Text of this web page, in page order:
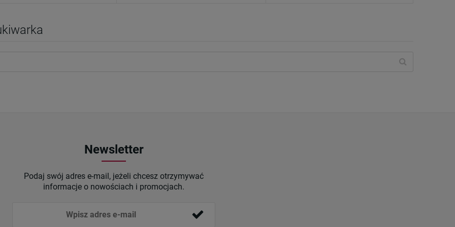
Newsletter
Podaj swój adres e-mail, jeżeli chcesz otrzymywać
informacje o nowościach i promocjach.